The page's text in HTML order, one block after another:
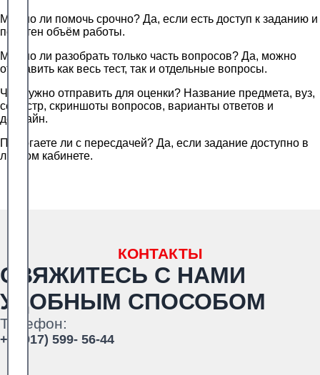
Можно ли помочь срочно? Да, если есть доступ к заданию и
понятен объём работы.
Можно ли разобрать только часть вопросов? Да, можно
отправить как весь тест, так и отдельные вопросы.
Что нужно отправить для оценки? Название предмета, вуз,
семестр, скриншоты вопросов, варианты ответов и
дедлайн.
Помогаете ли с пересдачей? Да, если задание доступно в
личном кабинете.
КОНТАКТЫ
СВЯЖИТЕСЬ С НАМИ
УДОБНЫМ СПОСОБОМ
Телефон:
+7 (917) 599- 56-44